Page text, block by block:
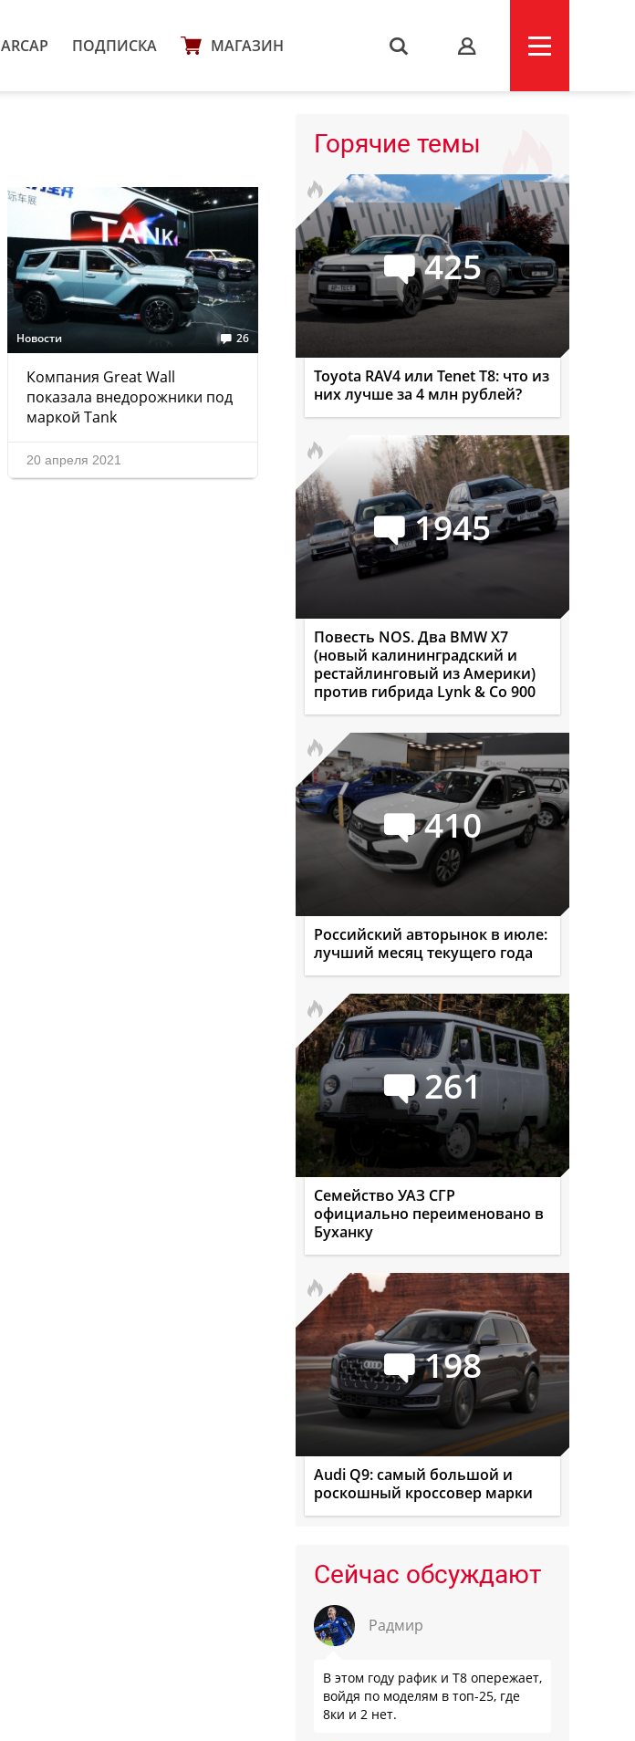
ARCAP ПОДПИСКА МАГАЗИН s
Новости 26
Компания Great Wall
показала внедорожники под
маркой Tank
20 апреля 2021
Горячие темы
425
Toyota RAV4 или Tenet T8: что из
них лучше за 4 млн рублей?
1945
Повесть NOS. Два BMW X7
(новый калининградский и
рестайлинговый из Америки)
против гибрида Lynk & Co 900
410
Российский авторынок в июле:
лучший месяц текущего года
261
Семейство УАЗ СГР
официально переименовано в
Буханку
198
Audi Q9: самый большой и
роскошный кроссовер марки
Сейчас обсуждают
Радмир
В этом году рафик и Т8 опережает,
войдя по моделям в топ-25, где
8ки и 2 нет.